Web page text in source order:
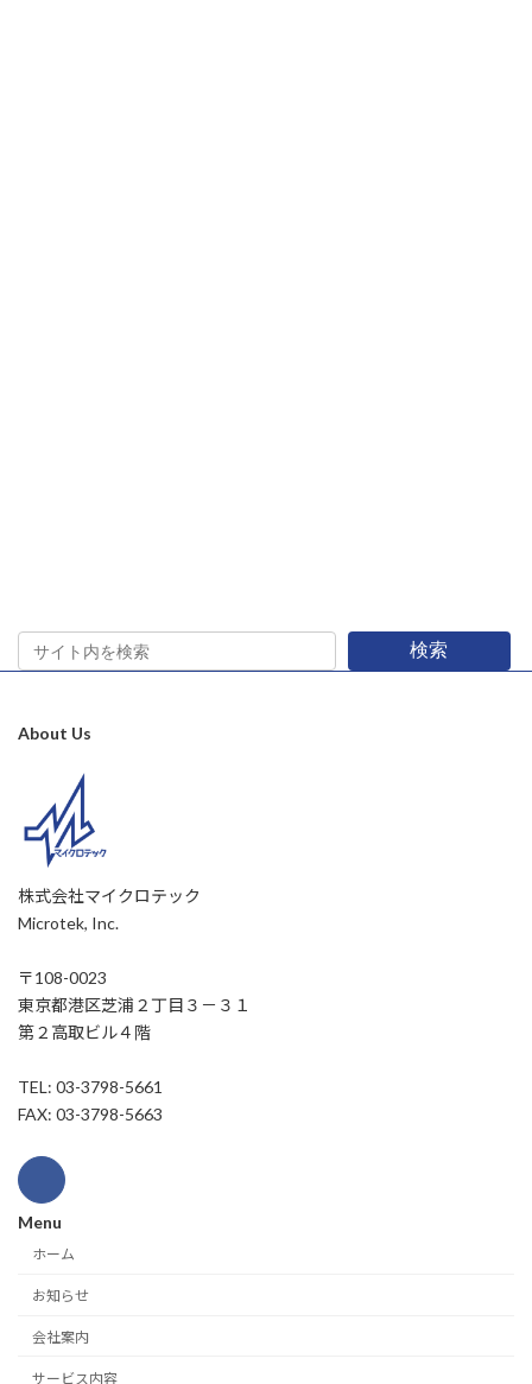
検索
About Us
株式会社マイクロテック
Microtek, Inc.
〒108-0023
東京都港区芝浦２丁目３－３１
第２高取ビル４階
TEL: 03-3798-5661
FAX: 03-3798-5663
Menu
ホーム
お知らせ
会社案内
サービス内容